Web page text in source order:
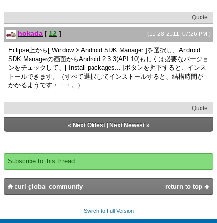
Quote
(11-28-2011, 07:26 PM )
hokada [ 12 ]
Eclipse上から[ Window > Android SDK Manager ]を選択し、Android
SDK Managerの画面からAndroid 2.3.3(API 10)もしくは必要なバージョ
ンをチェックして、[ Install packages... ]ボタンを押下すると、インス
トールできます。（すべて選択してインストールすると、結構時間が
かかるようです・・・。）
Quote
« Next Oldest| Next Newest»
Subscribe to this thread
return to top
curl global community
Switch to Full Version